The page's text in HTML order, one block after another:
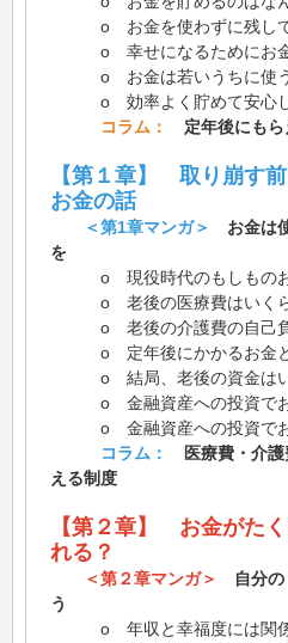
o お金を使わずに残して
o 幸せになるためにお金
o お金は若いうちに使う
o 効率よく貯めて安心し
コラム：
定年後にもら
【第１章】 取り崩す
お金の話
＜第1章マンガ＞
お金は
を
o 現役時代のもしものお
o 老後の医療費はいくら
o 老後の介護費の自己負
o 定年後にかかるお金と
o 結局、老後の資金はい
o 金融資産への投資でお
o 金融資産への投資で
コラム：
医療費・介護
える制度
【第２章】 お金がた
れる？
＜第２章マンガ＞
自分の
う
o 年収と幸福度には関係